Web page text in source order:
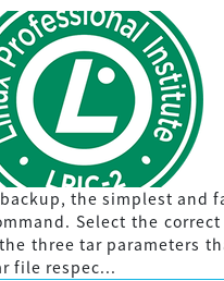
the simplest and
Select the
three tar parameters
file respec...